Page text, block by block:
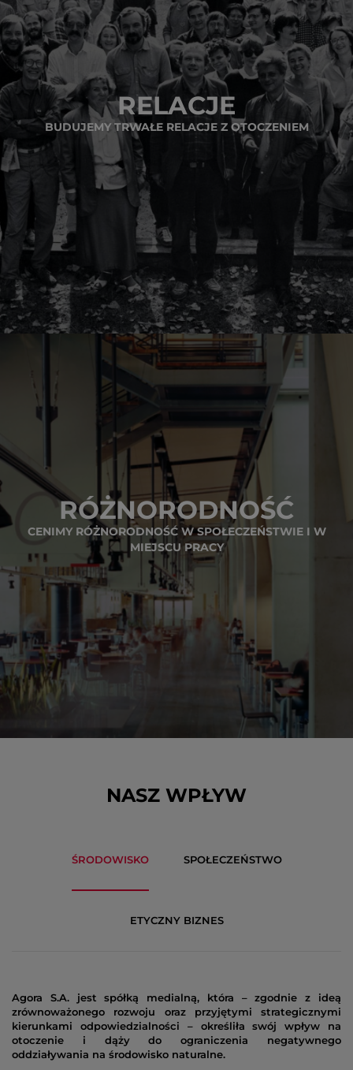
RELACJE
BUDUJEMY TRWAŁE RELACJE Z OTOCZENIEM
RÓŻNORODNOŚĆ
CENIMY RÓŻNORODNOŚĆ W SPOŁECZEŃSTWIE I W
MIEJSCU PRACY
NASZ WPŁYW
ŚRODOWISKO SPOŁECZEŃSTWO
ETYCZNY BIZNES
Agora S.A. jest spółką medialną, która – zgodnie z ideą
zrównoważonego rozwoju oraz przyjętymi strategicznymi
kierunkami odpowiedzialności – określiła swój wpływ na
otoczenie i dąży do ograniczenia negatywnego
oddziaływania na środowisko naturalne.